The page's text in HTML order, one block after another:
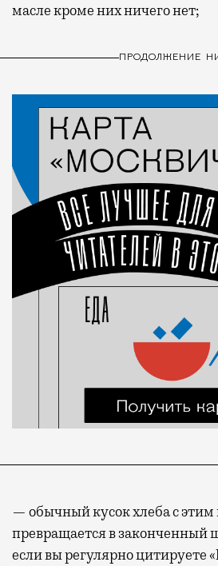
масле кроме них ничего нет;
ПРОДОЛЖЕНИЕ
— обычный кусок хлеба с
превращается в законченный
если вы регулярно цитируете